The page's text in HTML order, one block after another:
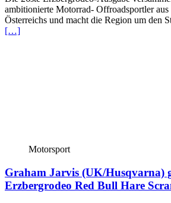
ambitionierte Motorrad- Offroadsportler
Österreichs und macht die Region um den
[…]
Motorsport
Graham Jarvis (UK/Husqvarna)
Erzbergrodeo Red Bull Hare